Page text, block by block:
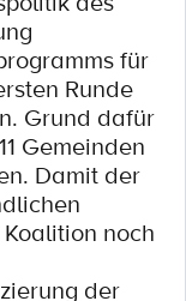
für
Runde
Grund dafür
Gemeinden
Damit der
noch
der